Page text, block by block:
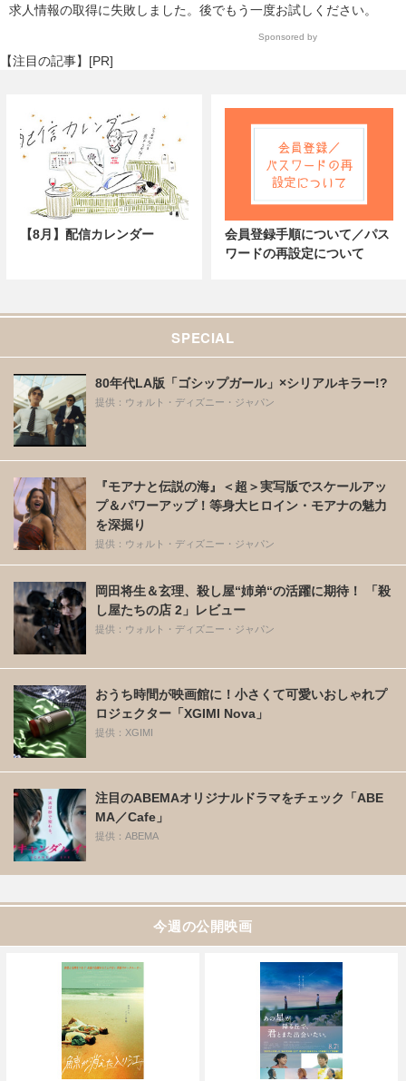
求人情報の取得に失敗しました。後でもう一度お試しください。
Sponsored by
【注目の記事】[PR]
【8月】配信カレンダー
会員登録手順について／パス
ワードの再設定について
SPECIAL
80年代LA版「ゴシップガール」×シリアルキラー!?
提供：ウォルト・ディズニー・ジャパン
『モアナと伝説の海』＜超＞実写版でスケールアッ
プ＆パワーアップ！等身大ヒロイン・モアナの魅力
を深掘り
提供：ウォルト・ディズニー・ジャパン
岡田将生＆玄理、殺し屋“姉弟“の活躍に期待！ 「殺
し屋たちの店 2」レビュー
提供：ウォルト・ディズニー・ジャパン
おうち時間が映画館に！小さくて可愛いおしゃれプ
ロジェクター「XGIMI Nova」
提供：XGIMI
注目のABEMAオリジナルドラマをチェック「ABE
MA／Cafe」
提供：ABEMA
今週の公開映画